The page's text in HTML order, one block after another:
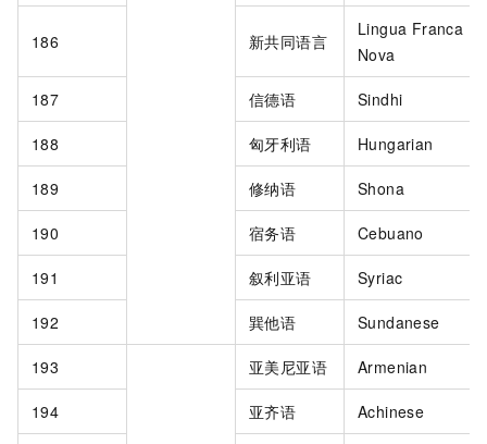
186 新共同语言
Lingua Franca
Nova
187 信德语 Sindhi
188 匈牙利语 Hungarian
189 修纳语 Shona
190 宿务语 Cebuano
191 叙利亚语 Syriac
192 巽他语 Sundanese
193 亚美尼亚语 Armenian
194 亚齐语 Achinese